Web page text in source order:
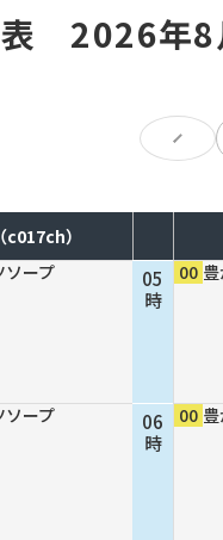
表 2026年8
）
ソープ
ソープ
05
時
06
時
00
00